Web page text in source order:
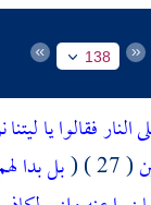
138
فقالوا يا
( 27 ) (
بل بدا